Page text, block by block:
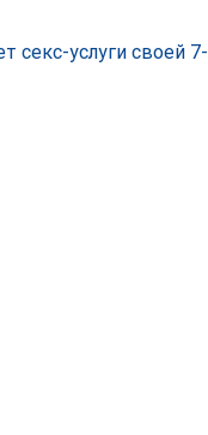
секс-услуги своей 7-